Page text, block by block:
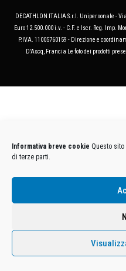
Informativa breve cookie Questo
di terze parti.
DECATHLON ITALIA S.r.l. Unipersonale -
Euro 12.500.000 i.v. - C.F. e Iscr. Reg. Imp.
P.IVA. 11005760159 - Direzione e
D'Ascq, Francia Le foto dei prodotti